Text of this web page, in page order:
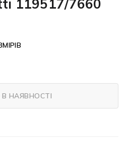
119517/7660
НАЯВНОСТІ